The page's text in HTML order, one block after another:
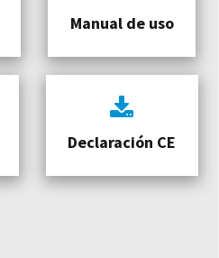
Manual de uso
Declaración CE